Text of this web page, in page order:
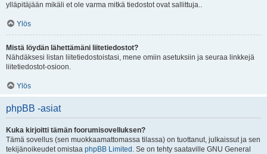
ylläpitäjään mikäli et ole varma mitkä tiedostot ovat sallittuja..
Ylös
Mistä löydän lähettämäni liitetiedostot?
Nähdäksesi listan liitetiedostoistasi, mene omiin asetuksiin ja seuraa linkkejä
liitetiedostot-osioon.
Ylös
phpBB -asiat
Kuka kirjoitti tämän foorumisovelluksen?
Tämä sovellus (sen muokkaamattomassa tilassa) on tuottanut, julkaissut ja sen
tekijänoikeudet omistaa phpBB Limited . Se on tehty saataville GNU General